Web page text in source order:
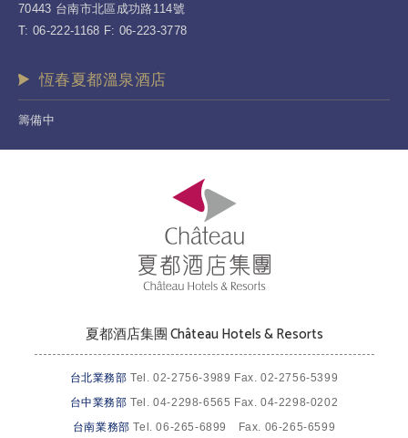
70443 台南市北區成功路114號
T: 06-222-1168 F: 06-223-3778
恆春夏都溫泉酒店
籌備中
夏都酒店集團 Château Hotels & Resorts
台北業務部 Tel. 02-2756-3989 Fax. 02-2756-5399
台中業務部 Tel. 04-2298-6565 Fax. 04-2298-0202
台南業務部 Tel. 06-265-6899 Fax. 06-265-6599